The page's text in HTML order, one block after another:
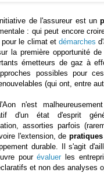
de l'assureur est un
: qui peut encore
pour le climat etdémarches
la première opportunité
émetteurs de gaz à
possibles pour
(qui ont, entre
n'est
d'un état d'esprit
assorties parfois
l'extension, de
durable. Il s'agit
pourévaluer les
et non des analyses